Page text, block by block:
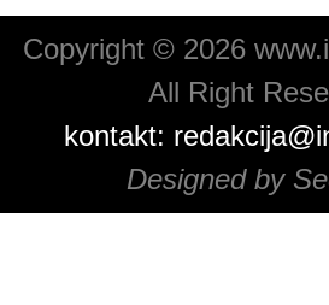
Copyright © 2026
All Right
kontakt:
Designed by